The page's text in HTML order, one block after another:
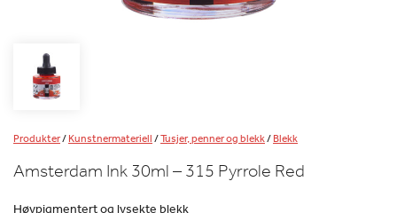
Produkter/Kunstnermateriell/Tusjer, penner og blekk/Blekk
Amsterdam Ink 30ml – 315 Pyrrole Red
Høypigmentert og lysekte blekk